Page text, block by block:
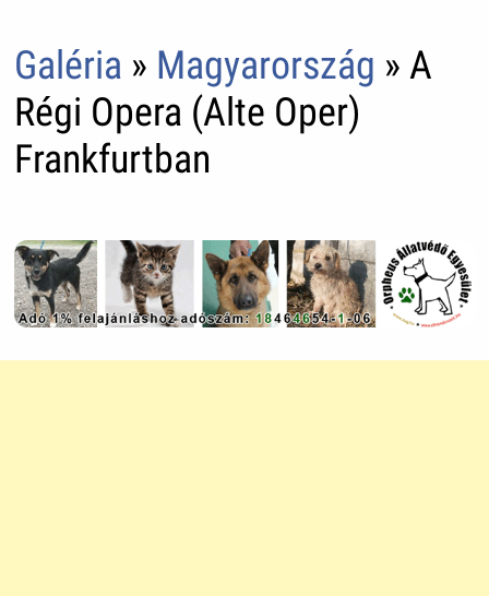
Galéria » Magyarország » A
Régi Opera (Alte Oper)
Frankfurtban